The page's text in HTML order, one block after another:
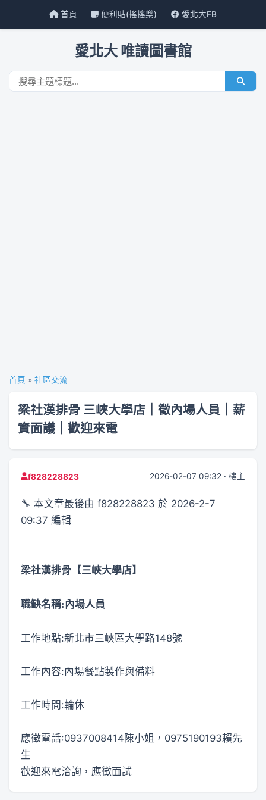
首頁 便利貼(搖搖樂) 愛北大FB
愛北大 唯讀圖書館
首頁 » 社區交流
梁社漢排骨 三峽大學店｜徵內場人員｜薪
資面議｜歡迎來電
f828228823 2026-02-07 09:32 · 樓主
🔧 本文章最後由 f828228823 於 2026-2-7
09:37 編輯
梁社漢排骨【三峽大學店】
職缺名稱:內場人員
工作地點:新北市三峽區大學路148號
工作內容:內場餐點製作與備料
工作時間:輪休
應徵電話:0937008414陳小姐，0975190193賴先
生
歡迎來電洽詢，應徵面試